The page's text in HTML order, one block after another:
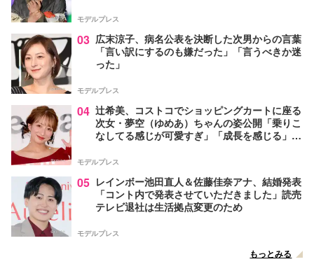
モデルプレス
03 広末涼子、病名公表を決断した次男からの言葉
「言い訳にするのも嫌だった」「言うべきか迷
った」
モデルプレス
04 辻希美、コストコでショッピングカートに座る
次女・夢空（ゆめあ）ちゃんの姿公開「乗りこ
なしてる感じが可愛すぎ」「成長を感じる」の
モデルプレス
05 レインボー池田直人＆佐藤佳奈アナ、結婚発表
「コント内で発表させていただきました」読売
テレビ退社は生活拠点変更のため
モデルプレス
もっとみる